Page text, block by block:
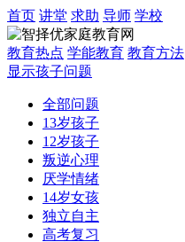
首页 讲堂 求助 导师 学校
教育热点 学能教育 教育方法
显示孩子问题
全部问题
13岁孩子
12岁孩子
叛逆心理
厌学情绪
14岁女孩
独立自主
高考复习